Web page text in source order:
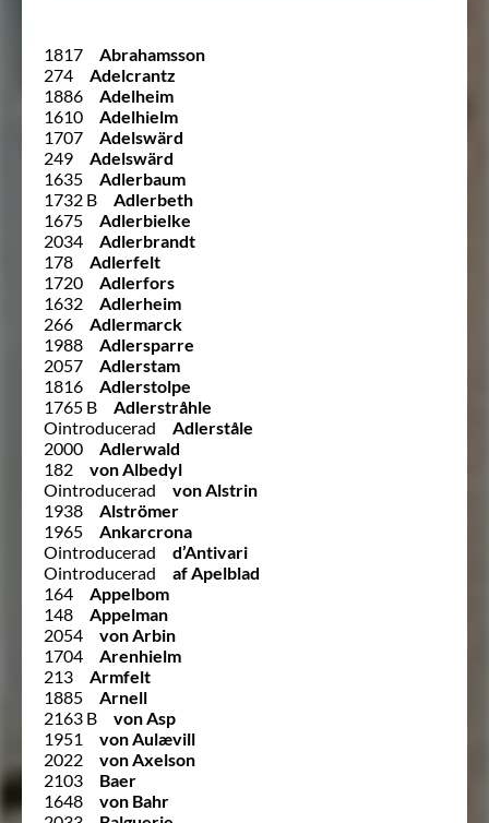
1817
Abrahamsson
274
Adelcrantz
1886
Adelheim
1610
Adelhielm
1707
Adelswärd
249
Adelswärd
1635
Adlerbaum
1732 B
Adlerbeth
1675
Adlerbielke
2034
Adlerbrandt
178
Adlerfelt
1720
Adlerfors
1632
Adlerheim
266
Adlermarck
1988
Adlersparre
2057
Adlerstam
1816
Adlerstolpe
1765 B
Adlerstråhle
Ointroducerad
Adlerståle
2000
Adlerwald
182
von Albedyl
Ointroducerad
von Alstrin
1938
Alströmer
1965
Ankarcrona
Ointroducerad
d’Antivari
Ointroducerad
af Apelblad
164
Appelbom
148
Appelman
2054
von Arbin
1704
Arenhielm
213
Armfelt
1885
Arnell
2163 B
von Asp
1951
von Aulævill
2022
von Axelson
2103
Baer
1648
von Bahr